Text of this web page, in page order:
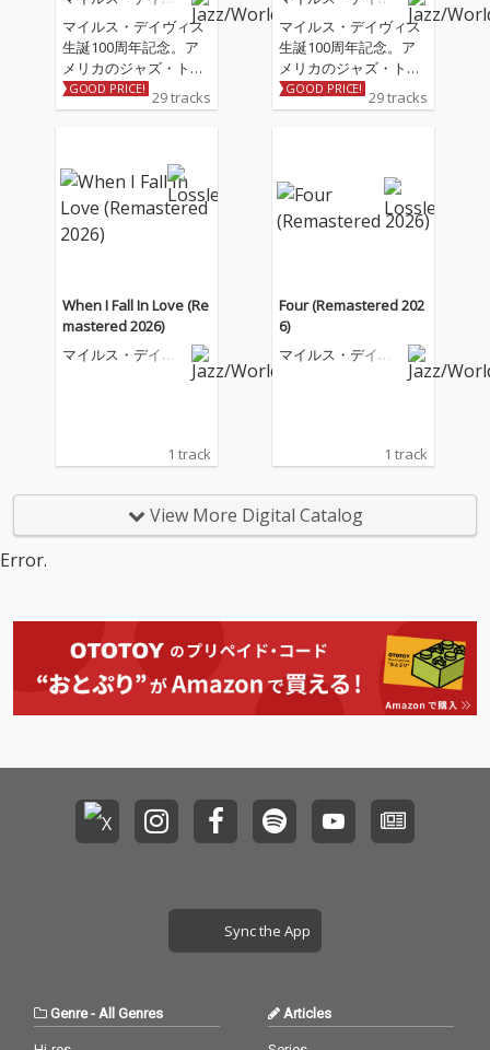
マイルス・デイヴィス
生誕100周年記念。ア
メリカのジャズ・トラ
ンペッター/バンドリー
ダー/作曲家でジャズ史
あり、高く評価されて
いる一人、マイルス・
デイヴィスは、およそ
50年にわたるキャリア
ジャズにおける多くの
主要な様式の発展にお
いて常に最前線に立ち
続けた。 本作はデイヴ
ィスがプレスティッ
めたアルバム。『Cook
in』からの楽曲を収録
が収められている。さ
らに、本作には、同年
3月16日に録音され
た、このトランペット
録されている。このセ
ー・ロリンズ(テナーサ
ックス)、トミー・フラ
ラナガンとの唯一の共
演となったもので、デ
イヴィスのオリジナル
GOOD PRICE! 29 tracks
マイルス・デイヴィス
生誕100周年記念。ア
メリカのジャズ・トラ
ンペッター/バンドリー
ダー/作曲家でジャズ史
いる一人、マイルス・
デイヴィスは、およそ
50年にわたるキャリア
ジャズにおける多くの
主要な様式の発展にお
いて常に最前線に立ち
続けた。 本作はデイヴ
ィスがプレスティッ
めたアルバム。『Cook
in』からの楽曲を収録
が収められている。さ
らに、本作には、同年
3月16日に録音され
た、このトランペット
録されている。このセ
ー・ロリンズ(テナーサ
ックス)、トミー・フラ
ンドリーダーにとって
ラナガンとの唯一の共
演となったもので、デ
イヴィスのオリジナル
GOOD PRICE! 29 tracks
When I Fall In Love (Re
mastered 2026)
マイルス・デイヴ
1 track
Four (Remastered 202
6)
マイルス・デイヴ
1 track
View More Digital Catalog
Error.
Sync the App
Genre-All Genres Articles